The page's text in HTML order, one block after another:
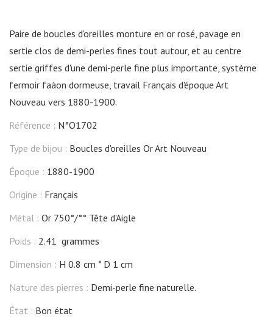
Paire de boucles d'oreilles monture en or rosé, pavage en
sertie clos de demi-perles fines tout autour, et au centre
sertie griffes d'une demi-perle fine plus importante, système
fermoir faàon dormeuse, travail Français d'époque Art
Nouveau vers 1880-1900.
Référence : N°O1702
Type de bijou : Boucles d'oreilles Or Art Nouveau
Époque : 1880-1900
Origine : Français
Métal : Or 750°/°° Tête d'Aigle
Poids : 2.41 grammes
Dimension : H 0.8 cm
D 1 cm
Nature des pierres : Demi-perle fine naturelle.
État : Bon état